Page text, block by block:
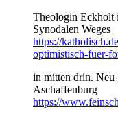
Theologin Eckholt
Synodalen Weges
https://
optimistisch-fuer-
in mitten drin. Neu
Aschaffenburg
https://